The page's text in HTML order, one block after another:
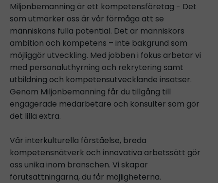
Miljonbemanning är ett kompetensföretag - Det
som utmärker oss är vår förmåga att se
människans fulla potential. Det är människors
ambition och kompetens – inte bakgrund som
möjliggör utveckling. Med jobben i fokus arbetar vi
med personaluthyrning och rekrytering samt
utbildning och kompetensutvecklande insatser.
Genom Miljonbemanning får du tillgång till
engagerade medarbetare och konsulter som gör
det lilla extra.
Vår interkulturella förståelse, breda
kompetensnätverk och innovativa arbetssätt gör
oss unika inom branschen. Vi skapar
förutsättningarna, du får möjligheterna.